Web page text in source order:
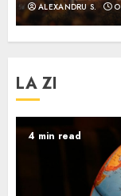
ALEXANDRU S.
LA ZI
4 min read